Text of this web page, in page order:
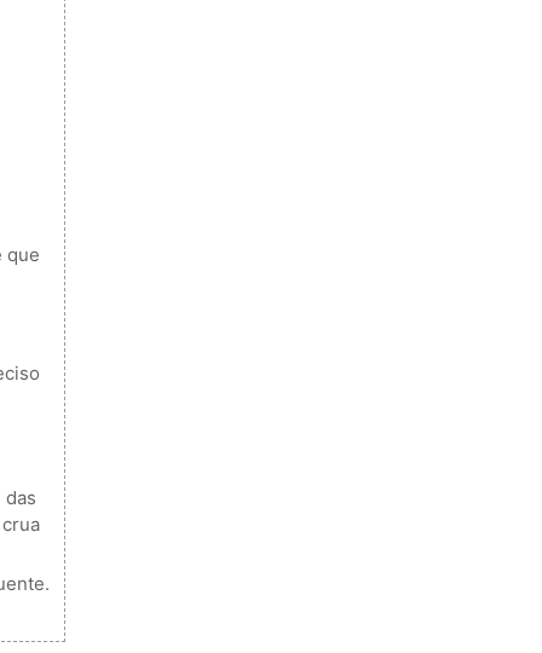
que
das